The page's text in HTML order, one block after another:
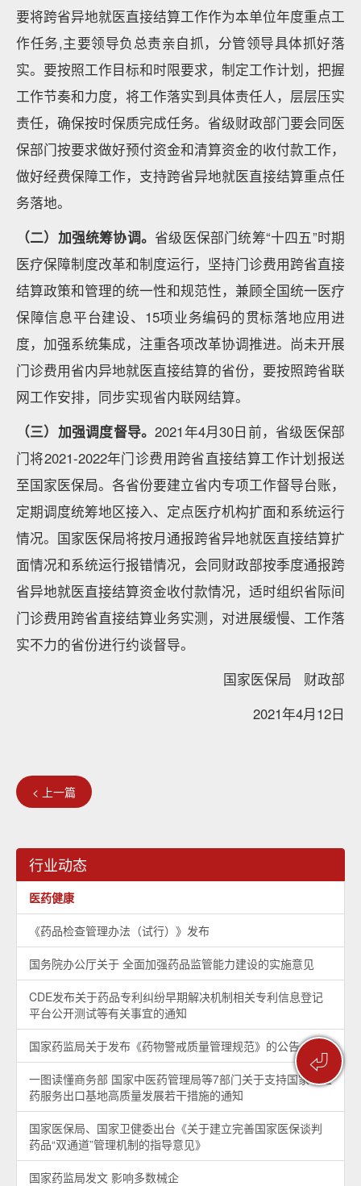
⏎
要将跨省异地就医直接结算工作作为本单位年度重点工
作任务,主要领导负总责亲自抓，分管领导具体抓好落
实。要按照工作目标和时限要求，制定工作计划，把握
工作节奏和力度，将工作落实到具体责任人，层层压实
责任，确保按时保质完成任务。省级财政部门要会同医
保部门按要求做好预付资金和清算资金的收付款工作，
做好经费保障工作，支持跨省异地就医直接结算重点任
务落地。
（二）加强统筹协调。 省级医保部门统筹“十四五”时期
医疗保障制度改革和制度运行，坚持门诊费用跨省直接
结算政策和管理的统一性和规范性，兼顾全国统一医疗
保障信息平台建设、15项业务编码的贯标落地应用进
度，加强系统集成，注重各项改革协调推进。尚未开展
门诊费用省内异地就医直接结算的省份，要按照跨省联
网工作安排，同步实现省内联网结算。
（三）加强调度督导。2021年4月30日前，省级医保部
门将2021-2022年门诊费用跨省直接结算工作计划报送
至国家医保局。各省份要建立省内专项工作督导台账，
定期调度统筹地区接入、定点医疗机构扩面和系统运行
情况。国家医保局将按月通报跨省异地就医直接结算扩
面情况和系统运行报错情况，会同财政部按季度通报跨
省异地就医直接结算资金收付款情况，适时组织省际间
门诊费用跨省直接结算业务实测，对进展缓慢、工作落
实不力的省份进行约谈督导。
国家医保局 财政部
2021年4月12日
< 上一篇
行业动态
医药健康
《药品检查管理办法（试行）》发布
国务院办公厅关于 全面加强药品监管能力建设的实施意见
CDE发布关于药品专利纠纷早期解决机制相关专利信息登记
平台公开测试等有关事宜的通知
国家药监局关于发布《药物警戒质量管理规范》的公告
一图读懂商务部 国家中医药管理局等7部门关于支持国家中医
药服务出口基地高质量发展若干措施的通知
国家医保局、国家卫健委出台《关于建立完善国家医保谈判
药品“双通道”管理机制的指导意见》
国家药监局发文 影响多数械企